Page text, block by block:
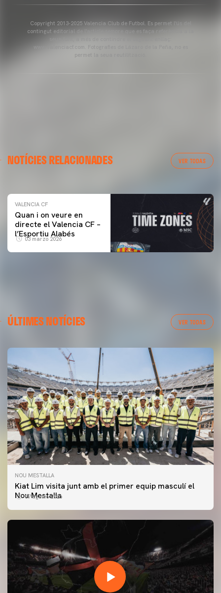
Copyright 2013-2025 Valencia Club de Futbol. Es permet l'ús del
contingut editorial de l'article sempre que es faça referència a la
www.valenciacf.com. Fotografies de Lázaro de la Peña, no es
permet la seua reutilització.
NOTÍCIES RELACIONADES VER TODAS
ENTRENAMENT DEL VALENCIA CF 04/03/26
VALENCIA CF
Quan i on veure en
directe el Valencia CF –
l’Esportiu Alabés
03 marzo 2026
ÚLTIMES NOTÍCIES VER TODAS
NOU MESTALLA
Kiat Lim visita junt amb el primer equip masculí el
Nou Mestalla
07 agosto 2026